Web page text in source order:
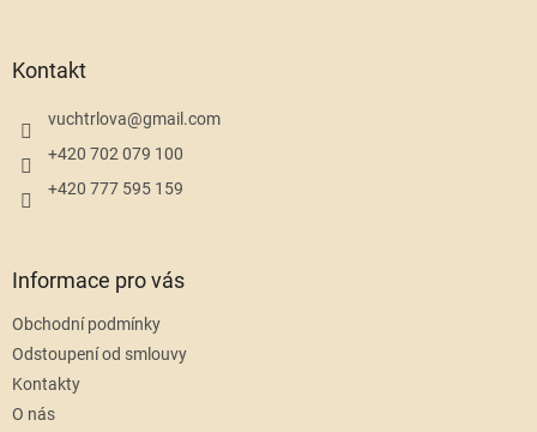
Kontakt
vuchtrlova@gmail.com
+420 702 079 100
+420 777 595 159
Informace pro vás
Obchodní podmínky
Odstoupení od smlouvy
Kontakty
O nás